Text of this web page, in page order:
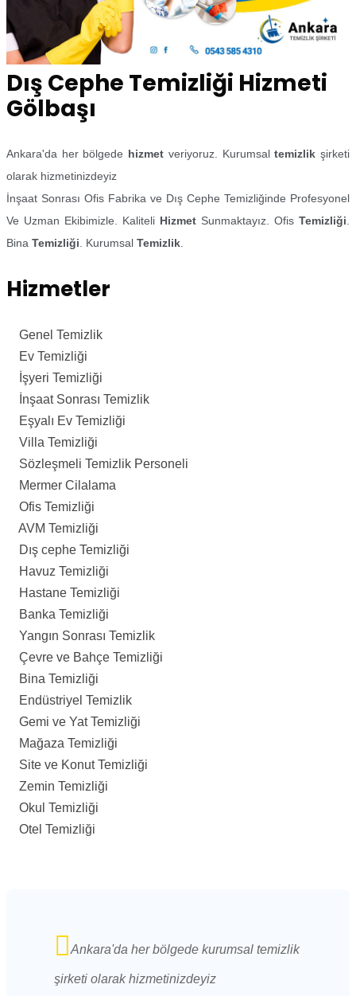
Dış Cephe Temizliği Hizmeti
Gölbaşı
Ankara'da her bölgede hizmet veriyoruz. Kurumsaltemizlik şirketi
olarak hizmetinizdeyiz
İnşaat Sonrası Ofis Fabrika ve Dış Cephe Temizliğinde Profesyonel
Ve Uzman Ekibimizle. Kaliteli Hizmet Sunmaktayız. Ofis Temizliği
Bina Temizliği . Kurumsal Temizlik
Hizmetler
Genel Temizlik
Ev Temizliği
İşyeri Temizliği
İnşaat Sonrası Temizlik
Eşyalı Ev Temizliği
Villa Temizliği
Sözleşmeli Temizlik Personeli
Mermer Cilalama
Ofis Temizliği
AVM Temizliği
Dış cephe Temizliği
Havuz Temizliği
Hastane Temizliği
Banka Temizliği
Yangın Sonrası Temizlik
Çevre ve Bahçe Temizliği
Bina Temizliği
Endüstriyel Temizlik
Gemi ve Yat Temizliği
Mağaza Temizliği
Site ve Konut Temizliği
Zemin Temizliği
Okul Temizliği
Otel Temizliği
Ankara'da her bölgede kurumsal temizlik
şirketi olarak hizmetinizdeyiz